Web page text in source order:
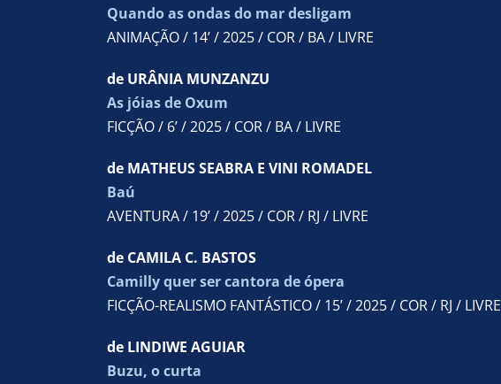
Quando as ondas do mar desligam
ANIMAÇÃO / 14’ / 2025 / COR / BA / LIVRE
de URÂNIA MUNZANZU
As jóias de Oxum
FICÇÃO / 6’ / 2025 / COR / BA / LIVRE
de MATHEUS SEABRA E VINI ROMADEL
Baú
AVENTURA / 19’ / 2025 / COR / RJ / LIVRE
de CAMILA C. BASTOS
Camilly quer ser cantora de ópera
FICÇÃO-REALISMO FANTÁSTICO / 15’ / 2025 / COR / RJ / LIVRE
de LINDIWE AGUIAR
Buzu, o curta